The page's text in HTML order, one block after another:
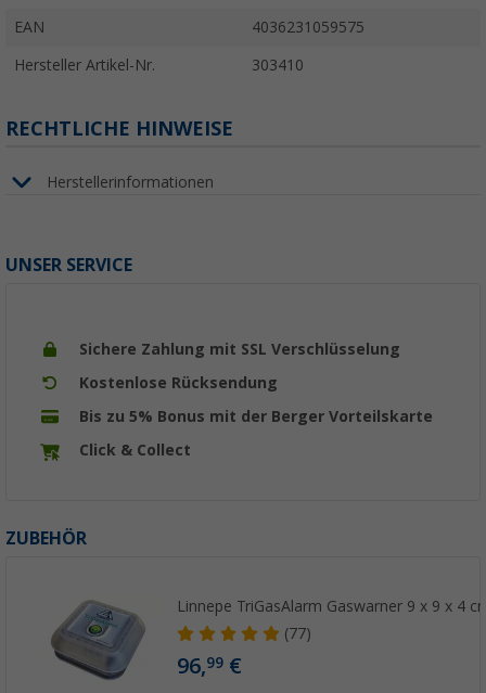
EAN 4036231059575
Hersteller Artikel-Nr. 303410
RECHTLICHE HINWEISE
Herstellerinformationen
UNSER SERVICE
Sichere Zahlung mit SSL Verschlüsselung
Kostenlose Rücksendung
Bis zu 5% Bonus mit der Berger Vorteilskarte
Click & Collect
ZUBEHÖR
Linnepe TriGasAlarm Gaswarner 9 x 9 x 4
(77)
96,99 €